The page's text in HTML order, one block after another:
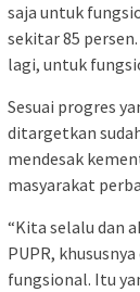
saja untuk
sekitar 85
lagi, untuk
Sesuai progres
ditargetkan
mendesak
masyarakat
“Kita selalu dan
PUPR,
fungsional. Itu